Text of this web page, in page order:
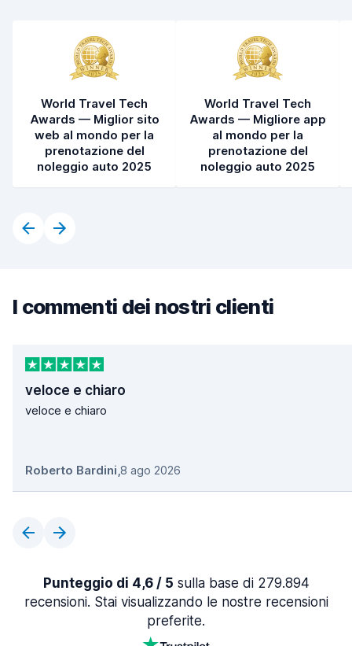
World Travel Tech
Awards — Miglior sito
web al mondo per la
prenotazione del
noleggio auto 2025
World Travel Tech
Awards — Migliore app
al mondo per la
prenotazione del
noleggio auto 2025
I commenti dei nostri clienti
veloce e chiaro
veloce e chiaro
Roberto Bardini,8 ago 2026
Punteggio di 4,6 / 5 sulla base di 279.894
recensioni. Stai visualizzando le nostre recensioni
preferite.